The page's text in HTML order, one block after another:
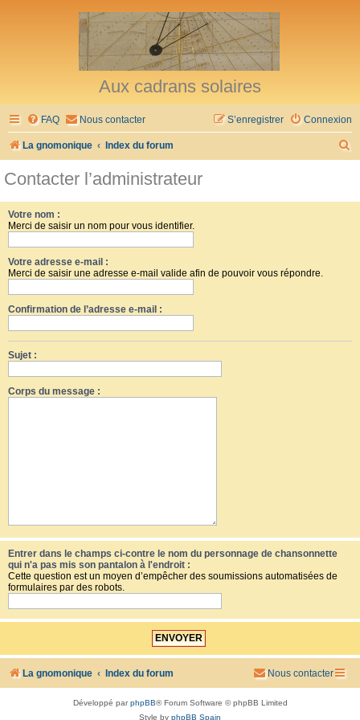
Aux cadrans solaires
FAQ Nous contacter Connexion
S’enregistrer
La gnomonique Index du forum
Contacter l’administrateur
Votre nom :
Merci de saisir un nom pour vous identifier.
Votre adresse e-mail :
Merci de saisir une adresse e-mail valide afin de pouvoir vous répondre.
Confirmation de l’adresse e-mail :
Sujet :
Corps du message :
Entrer dans le champs ci-contre le nom du personnage de chansonnette
qui n'a pas mis son pantalon à l'endroit :
Cette question est un moyen d’empêcher des soumissions automatisées de
formulaires par des robots.
La gnomonique Index du forum Nous contacter
Développé parphpBB® Forum Software © phpBB Limited
Style by phpBB Spain